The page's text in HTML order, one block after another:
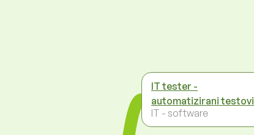
IT tester -
automatizirani testovi
IT - software